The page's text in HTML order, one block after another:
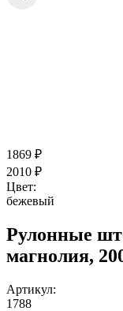
1869 ₽
2010 ₽
Цвет:
бежевый
Рулонные
магнолия,
Артикул:
1788